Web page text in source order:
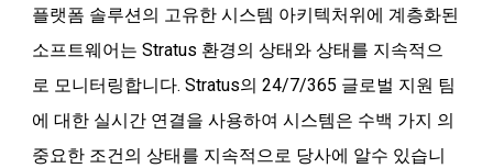
플랫폼 솔루션의 고유한 시스템 아키텍처위에 계층화된
소프트웨어는 Stratus 환경의 상태와 상태를 지속적으
로 모니터링합니다. Stratus의 24/7/365 글로벌 지원 팀
에 대한 실시간 연결을 사용하여 시스템은 수백 가지 의
중요한 조건의 상태를 지속적으로 당사에 알수 있습니